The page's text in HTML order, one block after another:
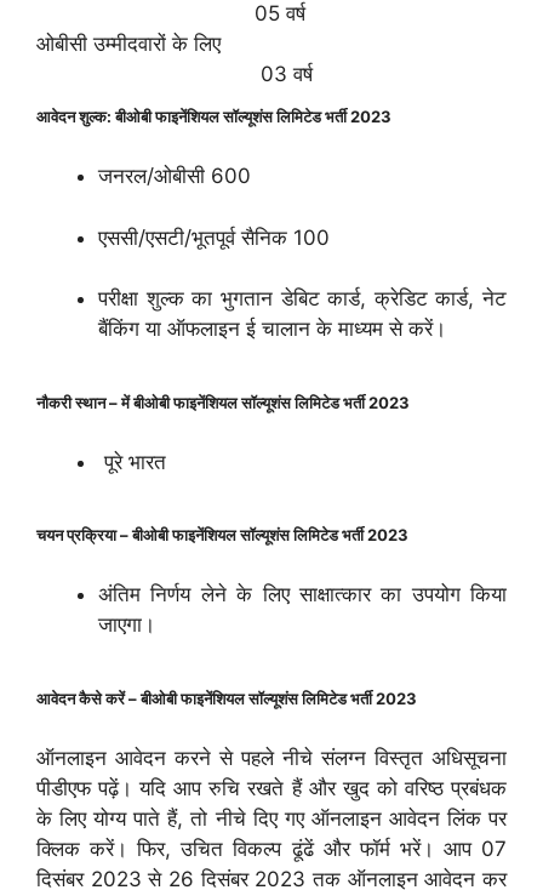
05 वर्ष
ओबीसी उम्मीदवारों के लिए
03 वर्ष
आवेदन शुल्क: बीओबी फाइनेंशियल सॉल्यूशंस लिमिटेड भर्ती 2023
जनरल/ओबीसी 600
एससी/एसटी/भूतपूर्व सैनिक 100
परीक्षा शुल्क का भुगतान डेबिट कार्ड, क्रेडिट कार्ड, नेट
बैंकिंग या ऑफलाइन ई चालान के माध्यम से करें।
नौकरी स्थान – में बीओबी फाइनेंशियल सॉल्यूशंस लिमिटेड भर्ती 2023
पूरे भारत
चयन प्रक्रिया – बीओबी फाइनेंशियल सॉल्यूशंस लिमिटेड भर्ती 2023
अंतिम निर्णय लेने के लिए साक्षात्कार का उपयोग किया
जाएगा।
आवेदन कैसे करें – बीओबी फाइनेंशियल सॉल्यूशंस लिमिटेड भर्ती 2023
ऑनलाइन आवेदन करने से पहले नीचे संलग्न विस्तृत अधिसूचना
पीडीएफ पढ़ें। यदि आप रुचि रखते हैं और खुद को वरिष्ठ प्रबंधक
के लिए योग्य पाते हैं, तो नीचे दिए गए ऑनलाइन आवेदन लिंक पर
क्लिक करें। फिर, उचित विकल्प ढूंढें और फॉर्म भरें। आप 07
दिसंबर 2023 से 26 दिसंबर 2023 तक ऑनलाइन आवेदन कर